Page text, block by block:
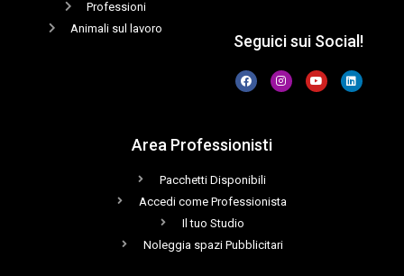
Professioni
Animali sul lavoro
Seguici sui Social!
Area Professionisti
Pacchetti Disponibili
Accedi come Professionista
Il tuo Studio
Noleggia spazi Pubblicitari